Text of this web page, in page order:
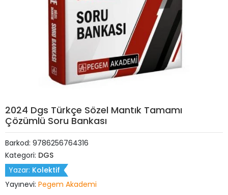
2024 Dgs Türkçe Sözel Mantık Tamamı
Çözümlü Soru Bankası
Barkod: 9786256764316
Kategori: DGS
Yazar: Kolektif
Yayınevi: Pegem Akademi